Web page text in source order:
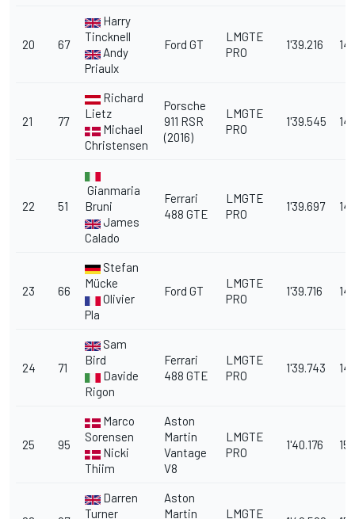
20 67
Harry
Tincknell
Andy
Priaulx
Ford GT
LMGTE
PRO
1'39.216
21 77
Richard
Lietz
Michael
Christensen
Porsche
911 RSR
(2016)
LMGTE
PRO
1'39.545
22 51
Gianmaria
Bruni
James
Calado
Ferrari
488 GTE
LMGTE
PRO
1'39.697
23 66
Stefan
Mücke
Olivier
Pla
Ford GT
LMGTE
PRO
1'39.716
24 71
Sam
Bird
Davide
Rigon
Ferrari
488 GTE
LMGTE
PRO
1'39.743
25 95
Marco
Sorensen
Nicki
Thiim
Aston
Martin
Vantage
V8
LMGTE
PRO
1'40.176
Darren
Turner
Aston
Martin
LMGTE